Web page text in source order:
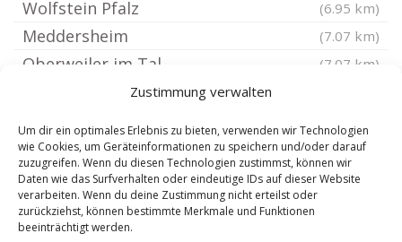
Zustimmung verwalten
Um dir ein optimales Erlebnis zu bieten, verwenden wir Technologien
wie Cookies, um Geräteinformationen zu speichern und/oder darauf
zuzugreifen. Wenn du diesen Technologien zustimmst, können wir
Daten wie das Surfverhalten oder eindeutige IDs auf dieser Website
verarbeiten. Wenn du deine Zustimmung nicht erteilst oder
zurückziehst, können bestimmte Merkmale und Funktionen
beeinträchtigt werden.
Wolfstein Pfalz (6.95 km)
Meddersheim (7.07 km)
Oberweiler im Tal (7.07 km)
Hefersweiler (7.29 km)
Finkenbach-Gersweiler (7.45 km)
Bad Sobernheim
Elzweiler